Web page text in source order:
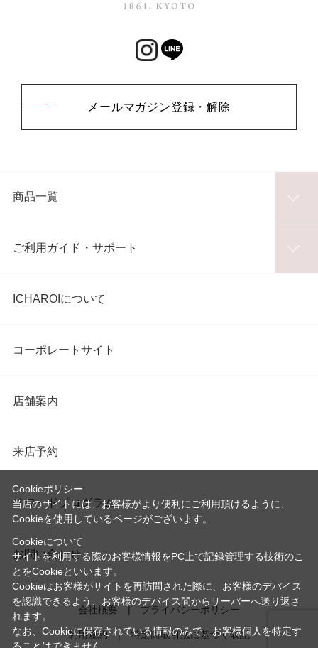
メールマガジン登録・解除
商品一覧
ご利用ガイド・サポート
ICHAROIについて
コーポレートサイト
店舗案内
来店予約
リワードプログラム
お問い合わせ
会社概要 プライバシーポリシー
利用規約 特定商取引法に基づく表記
Cookieポリシー
当店のサイトには、お客様がより便利にご利用頂けるように、
Cookieを使用しているページがございます。
Cookieについて
サイトを利用する際のお客様情報をPC上で記録管理する技術のこ
とをCookieといいます。
Cookieはお客様がサイトを再訪問された際に、お客様のデバイス
を認識できるよう、お客様のデバイス間からサーバーへ送り返さ
れます。
なお、Cookieに保存されている情報のみで、お客様個人を特定す